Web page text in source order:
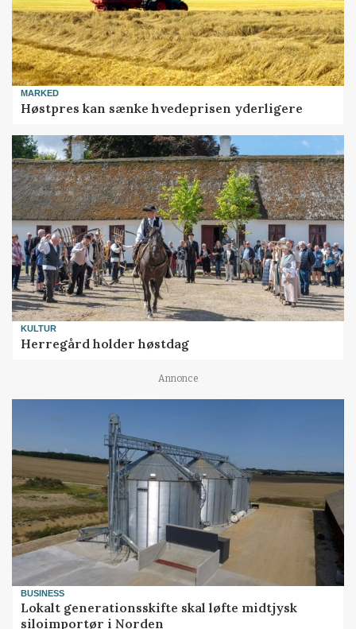
MARKED
Høstpres kan sænke hvedeprisen yderligere
KULTUR
Herregård holder høstdag
Annonce
BUSINESS
Lokalt generationsskifte skal løfte midtjysk
siloimportør i Norden